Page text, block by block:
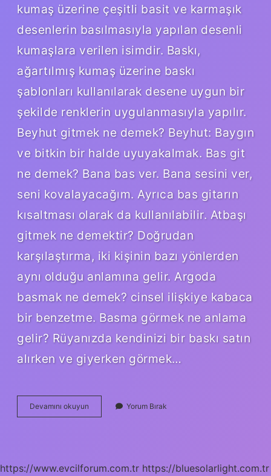
kumaş üzerine çeşitli basit ve karmaşık
desenlerin basılmasıyla yapılan desenli
kumaşlara verilen isimdir. Baskı,
ağartılmış kumaş üzerine baskı
şablonları kullanılarak desene uygun bir
şekilde renklerin uygulanmasıyla yapılır.
Beyhut gitmek ne demek? Beyhut: Baygın
ve bitkin bir halde uyuyakalmak. Bas git
ne demek? Bana bas ver. Bana sesini ver,
seni kovalayacağım. Ayrıca bas gitarın
kısaltması olarak da kullanılabilir. Atbaşı
gitmek ne demektir? Doğrudan
karşılaştırma, iki kişinin bazı yönlerden
aynı olduğu anlamına gelir. Argoda
basmak ne demek? cinsel ilişkiye kabaca
bir benzetme. Basma görmek ne anlama
gelir? Rüyanızda kendinizi bir baskı satın
alırken ve giyerken görmek…
Devamını okuyun Basmaya
Gitmek
Yorum Bırak
https://www.evcilforum.com.tr https://bluesolarlight.com.tr